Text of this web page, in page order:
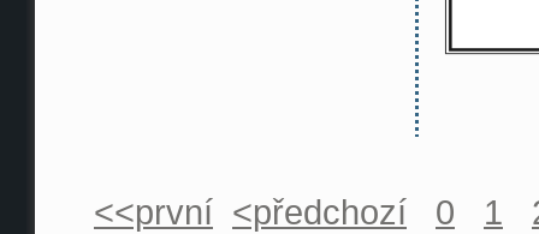
<<první <předchozí 0 1